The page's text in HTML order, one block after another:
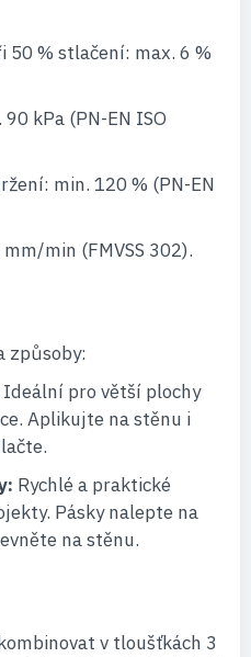
50 % stlačení: max. 6 %
kPa (PN-EN ISO
min. 120 % (PN-EN
min (FMVSS 302).
způsoby:
Ideální pro větší plochy
Aplikujte na stěnu i
Rychlé a praktické
Pásky nalepte na
na stěnu.
v tloušťkách 3